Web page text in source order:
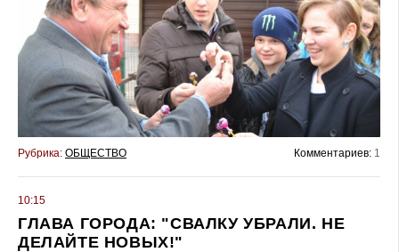
Рубрика: ОБЩЕСТВО Комментариев: 1
10:15
ГЛАВА ГОРОДА: "СВАЛКУ УБРАЛИ. НЕ
ДЕЛАЙТЕ НОВЫХ!"